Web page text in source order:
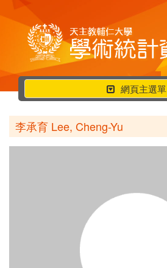
行
動
選
單
網頁主選單
李承育 Lee, Cheng-Yu